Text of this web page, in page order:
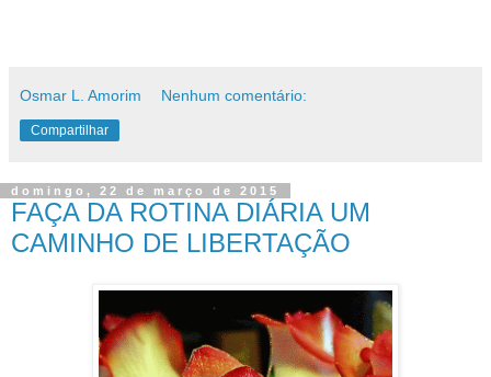
Osmar L. Amorim Nenhum comentário:
Compartilhar
domingo, 22 de março de 2015
FAÇA DA ROTINA DIÁRIA UM
CAMINHO DE LIBERTAÇÃO